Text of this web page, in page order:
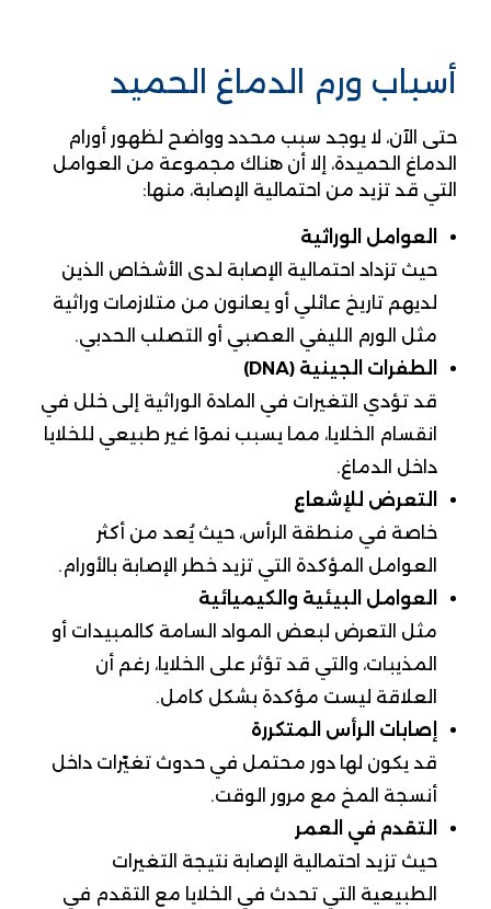
أسباب ورم الدماغ الحميد
حتى الآن، لا يوجد سبب محدد وواضح لظهور أورام
الدماغ الحميدة، إلا أن هناك مجموعة من العوامل
التي قد تزيد من احتمالية الإصابة، منها:
العوامل الوراثية
حيث تزداد احتمالية الإصابة لدى الأشخاص الذين
لديهم تاريخ عائلي أو يعانون من متلازمات وراثية
مثل الورم الليفي العصبي أو التصلب الحدبي.
الطفرات الجينية (DNA)
قد تؤدي التغيرات في المادة الوراثية إلى خلل في
انقسام الخلايا، مما يسبب نموًا غير طبيعي للخلايا
داخل الدماغ.
التعرض للإشعاع
خاصة في منطقة الرأس، حيث يُعد من أكثر
العوامل المؤكدة التي تزيد خطر الإصابة بالأورام.
العوامل البيئية والكيميائية
مثل التعرض لبعض المواد السامة كالمبيدات أو
المذيبات، والتي قد تؤثر على الخلايا، رغم أن
العلاقة ليست مؤكدة بشكل كامل.
إصابات الرأس المتكررة
قد يكون لها دور محتمل في حدوث تغيّرات داخل
أنسجة المخ مع مرور الوقت.
التقدم في العمر
حيث تزيد احتمالية الإصابة نتيجة التغيرات
الطبيعية التي تحدث في الخلايا مع التقدم في